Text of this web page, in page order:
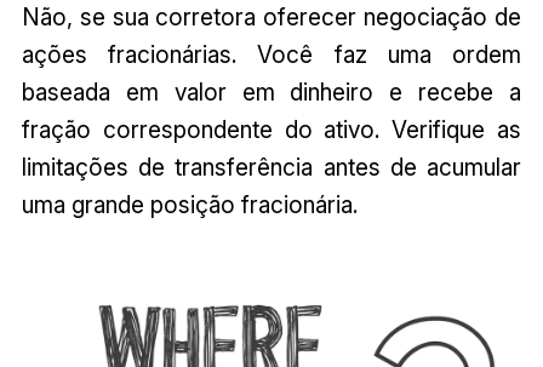
Não, se sua corretora oferecer negociação de
ações fracionárias. Você faz uma ordem
baseada em valor em dinheiro e recebe a
fração correspondente do ativo. Verifique as
limitações de transferência antes de acumular
uma grande posição fracionária.